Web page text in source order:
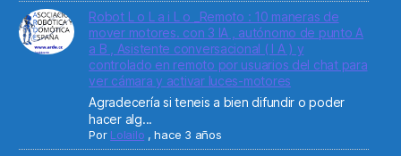
Robot L o L a i L o _Remoto : 10 maneras de
mover motores. con 3 IA , autónomo de punto A
a B , Asistente conversacional ( I A ) y
controlado en remoto por usuarios del chat para
ver cámara y activar luces-motores
Agradecería si teneis a bien difundir o poder
hacer alg...
Por Lolailo ,hace 3 años